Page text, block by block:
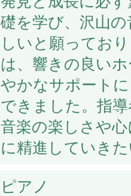
礎を学び、沢山
しいと願ってお
は、響きの良い
やかなサポート
できました。指
音楽の楽しさや
に精進していき
ピアノ